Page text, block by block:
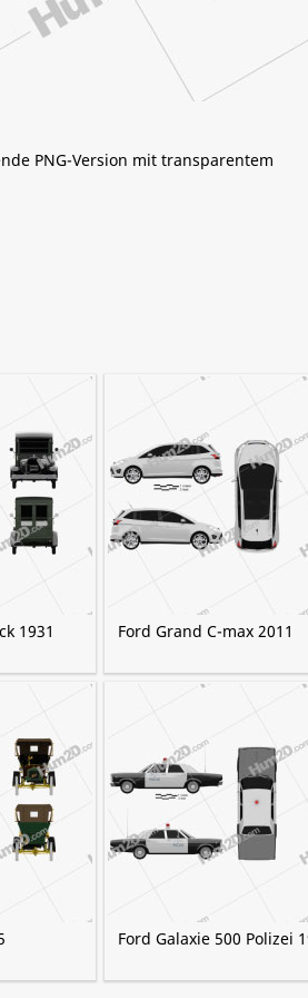
PNG-Version mit transparentem
1931 Ford Grand C-max 2011
Ford Galaxie 500 Polizei